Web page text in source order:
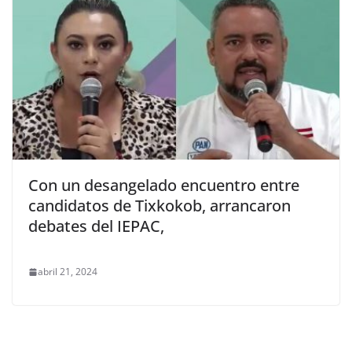
Con un desangelado encuentro entre
candidatos de Tixkokob, arrancaron
debates del IEPAC,
abril 21, 2024